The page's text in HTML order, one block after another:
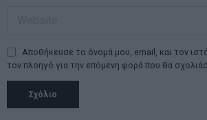
Αποθήκευσε το όνομά μου, email, και τον
τον πλοηγό για την επόμενη φορά που θα